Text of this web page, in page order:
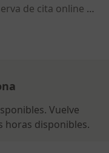
Este especialista no ofrece reserva de cita online en esta dirección.
Vuelve
horas disponibles.